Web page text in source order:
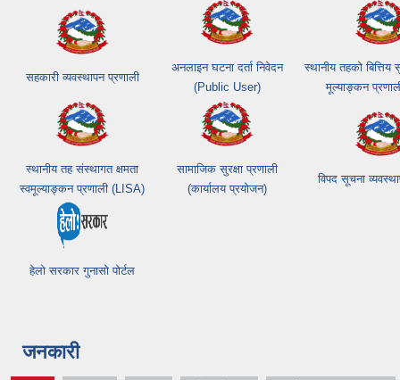
सहकारी व्यवस्थापन प्रणाली
अनलाइन घटना दर्ता निवेदन
(Public User)
स्थानीय तहको
मूल्याङ्कन
स्थानीय तह संस्थागत क्षमता
स्वमूल्याङ्कन प्रणाली (LISA)
सामाजिक सुरक्षा प्रणाली
(कार्यालय प्रयोजन)
विपद सूचना
हेलो सरकार गुनासो पोर्टल
जनकारी